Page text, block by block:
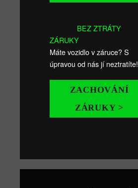
BEZ ZTRÁTY
ZÁRUKY
Máte vozidlo v záruce? S
úpravou od nás jí neztratíte!
ZACHOVÁNÍ
ZÁRUKY >